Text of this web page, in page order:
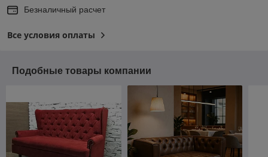
Безналичный расчет
Все условия оплаты
Подобные товары компании